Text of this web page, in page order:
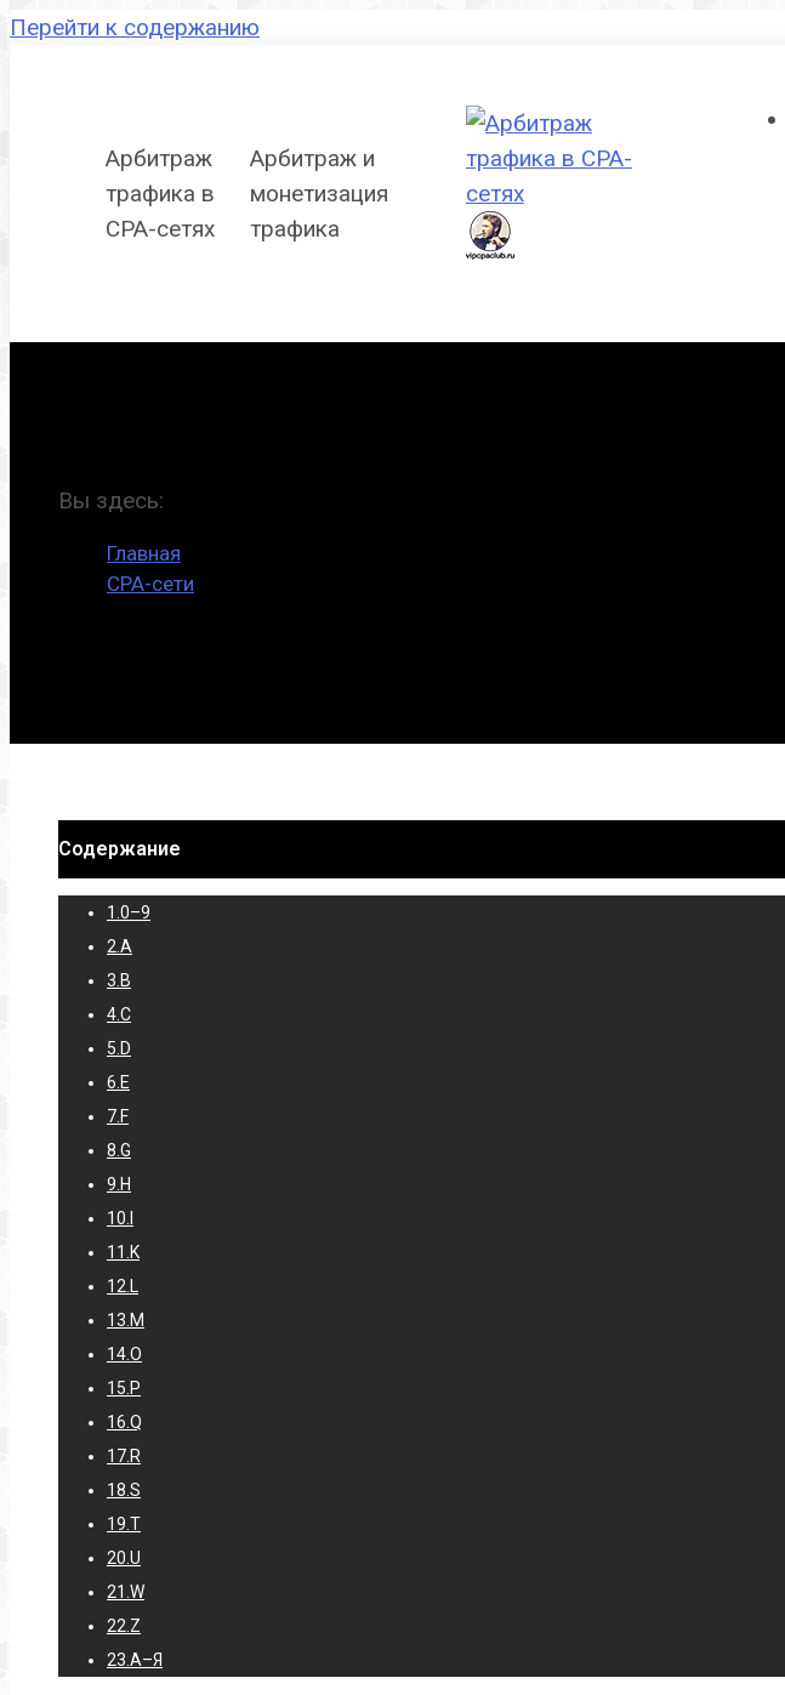
Перейти к содержанию
Арбитраж
трафика в
CPA-сетях
Арбитраж и
монетизация
трафика
Вы здесь:
Главная
CPA-сети
Содержание
1. 0–9
2. A
3. B
4.C
5. D
6. E
7. F
8. G
9. H
10.
11. K
12.
13. M
14.O
15. P
16. Q
17. R
18. S
19. T
20. U
21. W
22. Z
23. А–Я